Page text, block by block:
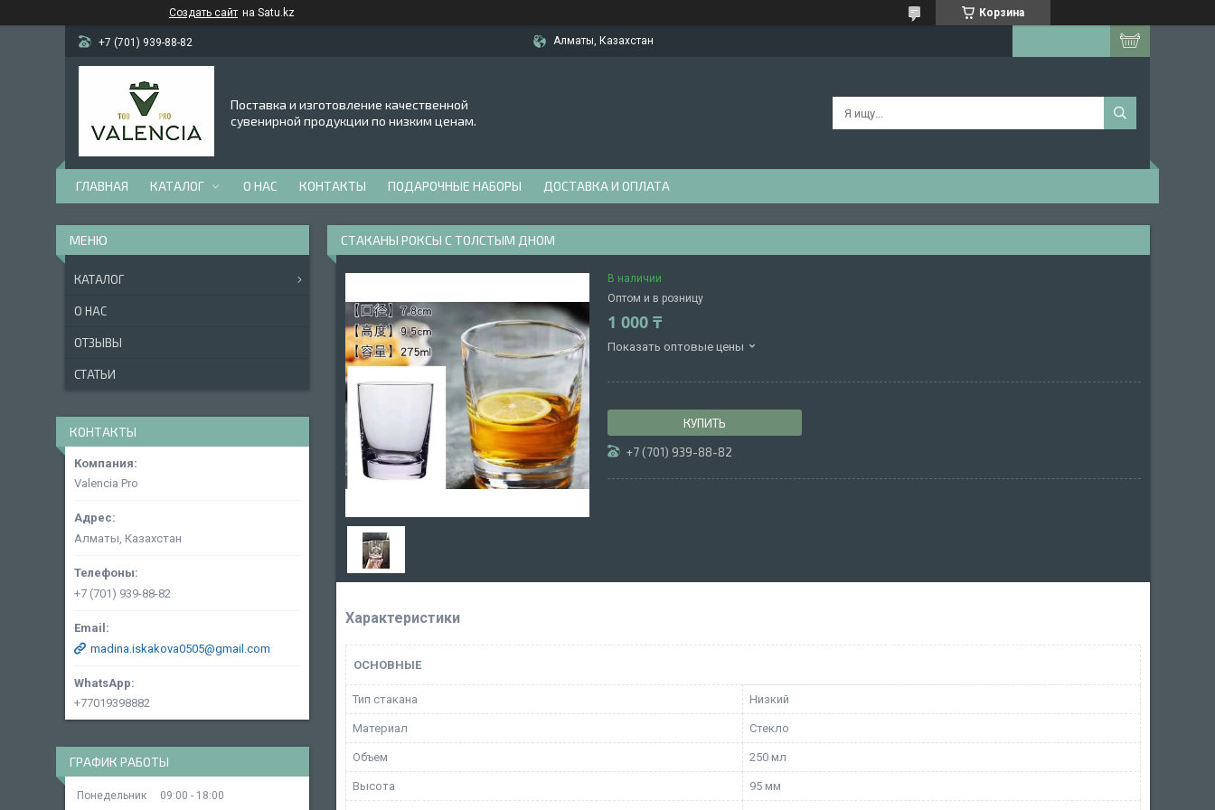
Создать сайт на Satu.kz Корзина
+7 (701) 939-88-82 Алматы, Казахстан
Поставка и изготовление качественной
сувенирной продукции по низким ценам.
ГЛАВНАЯ КАТАЛОГ О НАС КОНТАКТЫ ПОДАРОЧНЫЕ НАБОРЫ ДОСТАВКА И ОПЛАТА
СТАКАНЫ РОКСЫ С ТОЛСТЫМ ДНОМ
В наличии
Оптом и в розницу
1 000 ₸
Показать оптовые цены
КУПИТЬ
+7 (701) 939-88-82
Характеристики
ОСНОВНЫЕ
Тип стакана Низкий
Материал Стекло
Объем 250 мл
Высота 95 мм
КАТАЛОГ
О НАС
ОТЗЫВЫ
СТАТЬИ
КОНТАКТЫ
Valencia Pro
Алматы, Казахстан
+7 (701) 939-88-82
madina.iskakova0505@gmail.com
+77019398882
ГРАФИК РАБОТЫ
Понедельник 09:00
18:00